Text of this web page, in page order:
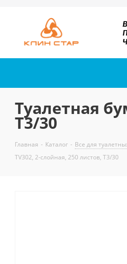
Туалетная
Т3/30
Главная - Каталог - Все для
TV302, 2-слойная, 250 листов, Т3/30